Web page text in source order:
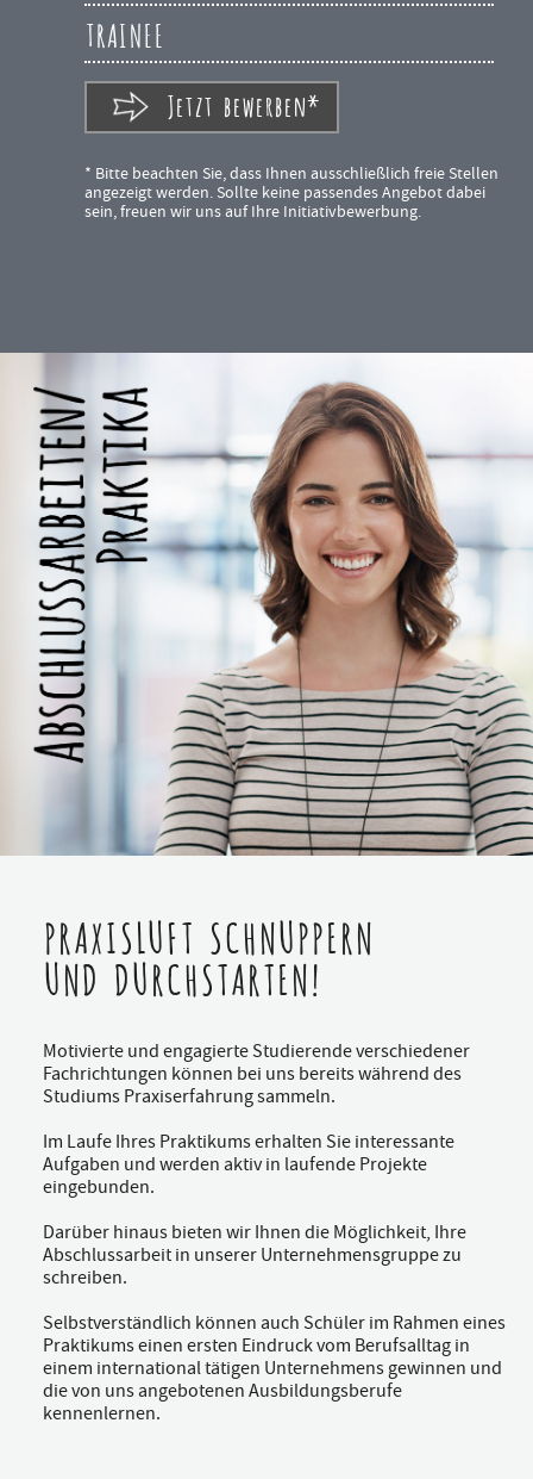
TRAINEE
Jetzt bewerben*
* Bitte beachten Sie, dass Ihnen ausschließlich freie Stellen
angezeigt werden. Sollte keine passendes Angebot dabei
sein, freuen wir uns auf Ihre Initiativbewerbung.
PRAXISLUFT SCHNUPPERN
UND DURCHSTARTEN!
Motivierte und engagierte Studierende verschiedener
Fachrichtungen können bei uns bereits während des
Studiums Praxiserfahrung sammeln.
Im Laufe Ihres Praktikums erhalten Sie interessante
Aufgaben und werden aktiv in laufende Projekte
eingebunden.
Darüber hinaus bieten wir Ihnen die Möglichkeit, Ihre
Abschlussarbeit in unserer Unternehmensgruppe zu
schreiben.
Selbstverständlich können auch Schüler im Rahmen eines
Praktikums einen ersten Eindruck vom Berufsalltag in
einem international tätigen Unternehmens gewinnen und
die von uns angebotenen Ausbildungsberufe
kennenlernen.